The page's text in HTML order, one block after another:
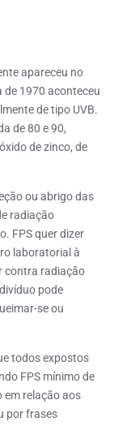
apareceu no
de 1970 aconteceu
de tipo UVB.
de 80 e 90,
de zinco, de
ou abrigo das
radiação
FPS quer dizer
laboratorial à
contra radiação
pode
se ou
todos expostos
FPS mínimo de
em relação aos
por frases